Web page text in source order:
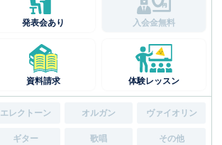
発表会あり 入会金無料
資料請求 体験レッスン
エレクトーン オルガン ヴァイオリン
ギター 歌唱 その他